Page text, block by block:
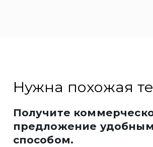
Нужна похожая
Получите
предложение удобным
способом.